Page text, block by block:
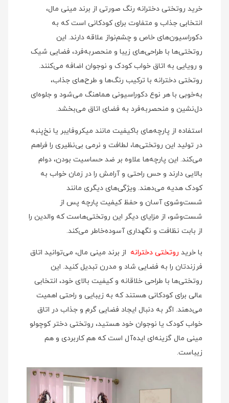
خرید روتختی دخترانه رنگ صورتی از برند مینی‌ مال،
انتخابی جذاب و متفاوت برای کودکانی است که به
دکوراسیون‌های خاص و چشم‌نواز علاقه دارند. این
روتختی‌ها با طراحی‌های زیبا و منحصر‌به‌فرد، فضایی شیک
و رویایی به اتاق خواب کودک و نوجوان اضافه می‌کنند.
روتختی دخترانه با ترکیب رنگ‌ها و طرح‌های جذاب،
به‌خوبی با هر نوع دکوراسیونی هماهنگ می‌شود و جلوه‌ای
دل‌نشین و منحصربه‌فرد به فضای اتاق می‌بخشد.
استفاده از پارچه‌های باکیفیت مانند میکروفایبر یا نخ‌پنبه
در تولید این روتختی‌ها، لطافت و نرمی بی‌نظیری را فراهم
می‌کند. این پارچه‌ها علاوه بر ضد حساسیت بودن، دوام
بالایی دارند و حس راحتی و آرامش را در زمان خواب به
کودک هدیه می‌دهند. ویژگی‌های دیگری مانند
شست‌وشوی آسان و حفظ کیفیت پارچه پس از
شست‌وشو، از مزایای دیگر این روتختی‌هاست که والدین را
از بابت نظافت و نگهداری آسوده‌خاطر می‌کند.
با خرید روتختی دخترانه از برند مینی‌ مال، می‌توانید اتاق
فرزندتان را به فضایی شاد و مدرن تبدیل کنید. این
روتختی‌ها با طراحی خلاقانه و کیفیت بالای خود، انتخابی
عالی برای کودکانی هستند که به زیبایی و راحتی اهمیت
می‌دهند. اگر به دنبال ایجاد فضایی گرم و جذاب در اتاق
خواب کودک یا نوجوان خود هستید، روتختی دختر کوچولو
مینی‌ مال گزینه‌ای ایده‌آل است که هم کاربردی و هم
زیباست.